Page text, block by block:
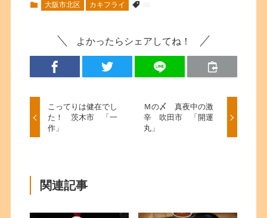
大阪市北区 カキフライ
よかったらシェアしてね！
こってりは健在でし
た！ 茨木市 「一
作」
Ｍの〆 真夜中の激
辛 吹田市 「開運
丸」
関連記事